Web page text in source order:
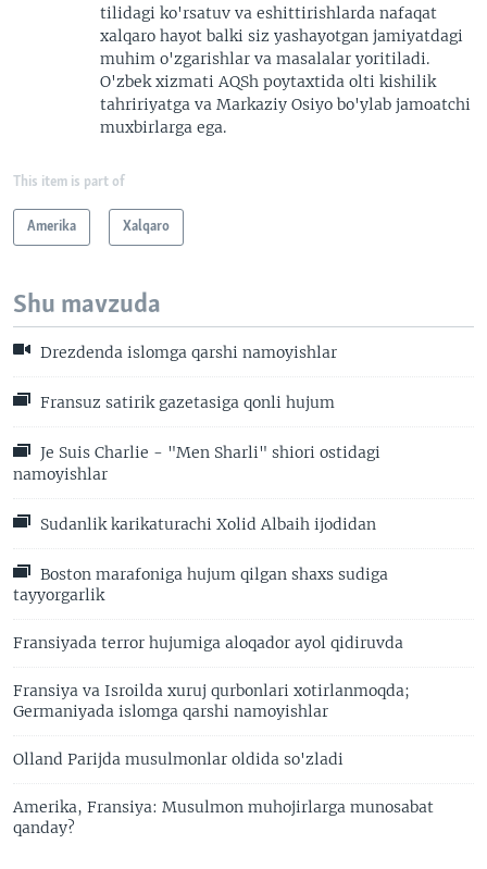
tilidagi ko'rsatuv va eshittirishlarda nafaqat
xalqaro hayot balki siz yashayotgan jamiyatdagi
muhim o'zgarishlar va masalalar yoritiladi.
O'zbek xizmati AQSh poytaxtida olti kishilik
tahririyatga va Markaziy Osiyo bo'ylab jamoatchi
muxbirlarga ega.
This item is part of
Amerika Xalqaro
Shu mavzuda
Drezdenda islomga qarshi namoyishlar
Fransuz satirik gazetasiga qonli hujum
Je Suis Charlie - "Men Sharli" shiori ostidagi
namoyishlar
Sudanlik karikaturachi Xolid Albaih ijodidan
Boston marafoniga hujum qilgan shaxs sudiga
tayyorgarlik
Fransiyada terror hujumiga aloqador ayol qidiruvda
Fransiya va Isroilda xuruj qurbonlari xotirlanmoqda;
Germaniyada islomga qarshi namoyishlar
Olland Parijda musulmonlar oldida so'zladi
Amerika, Fransiya: Musulmon muhojirlarga munosabat
qanday?